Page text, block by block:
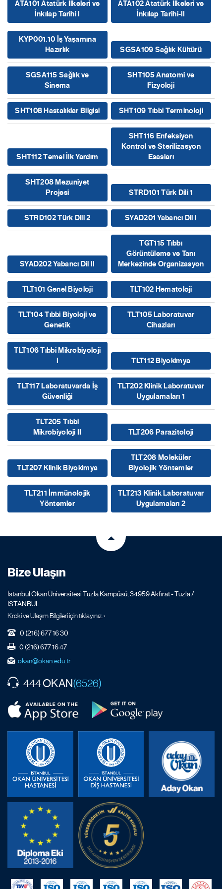
ATA101 Atatürk İlkeleri ve
İnkılap Tarihi I
ATA102 Atatürk İlkeleri ve
İnkılap Tarihi-II
KYP001.10 İş Yaşamına
Hazırlık
SGSA109 Sağlık Kültürü
SGSA115 Sağlık ve
Sinema
SHT105 Anatomi ve
Fizyoloji
SHT108 Hastalıklar Bilgisi SHT109 Tıbbi Terminoloji
SHT112 Temel İlk Yardım
SHT116 Enfeksiyon
Kontrol ve Sterilizasyon
Esasları
SHT208 Mezuniyet
Projesi
STRD101 Türk Dili 1
STRD102 Türk Dili 2 SYAD201 Yabancı Dil I
SYAD202 Yabancı Dil II
TGT115 Tıbbı
Görüntüleme ve Tanı
Merkezinde Organizasyon
TLT101 Genel Biyoloji TLT102 Hematoloji
TLT104 Tıbbi Biyoloji ve
Genetik
TLT105 Laboratuvar
Cihazları
TLT106 Tıbbi Mikrobiyoloji
I
TLT112 Biyokimya
TLT117 Laboratuvarda İş
Güvenliği
TLT202 Klinik Laboratuvar
Uygulamaları 1
TLT205 Tıbbi
Mikrobiyoloji II
TLT206 Parazitoloji
TLT207 Klinik Biyokimya
TLT208 Moleküler
Biyolojik Yöntemler
TLT211 İmmünolojik
Yöntemler
TLT213 Klinik Laboratuvar
Uygulamaları 2
Bize Ulaşın
İstanbul Okan Üniversitesi Tuzla Kampüsü, 34959 Akfırat - Tuzla /
İSTANBUL
Kroki ve Ulaşım Bilgileri için tıklayınız. ›
0 (216) 677 16 30
0 (216) 677 16 47
okan@okan.edu.tr
444OKAN(6526)